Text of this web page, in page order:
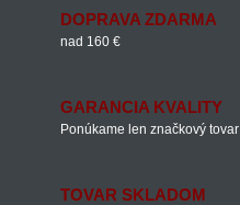
DOPRAVA ZDARMA
nad 160 €
GARANCIA KVALITY
Ponúkame len značkový tovar
TOVAR SKLADOM